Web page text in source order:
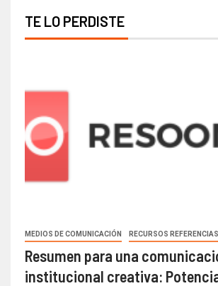
TE LO PERDISTE
MEDIOS DE COMUNICACIÓN RECURSOS REFERENCIAS
Resumen para una
institucional creativa: